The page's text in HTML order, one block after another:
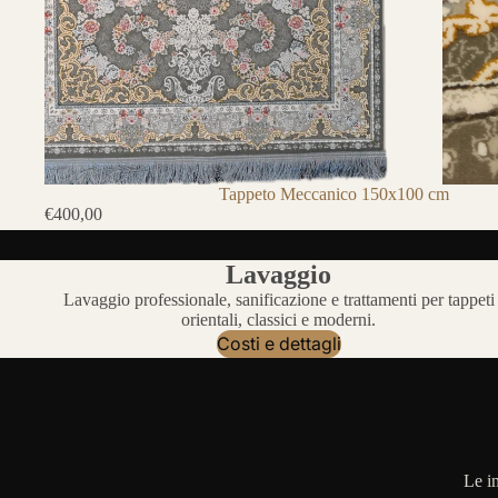
Tappeto Meccanico 150x100 cm
€400,00
Lavaggio
Lavaggio professionale, sanificazione e trattamenti per tappeti
orientali, classici e moderni.
Costi e dettagli
Le